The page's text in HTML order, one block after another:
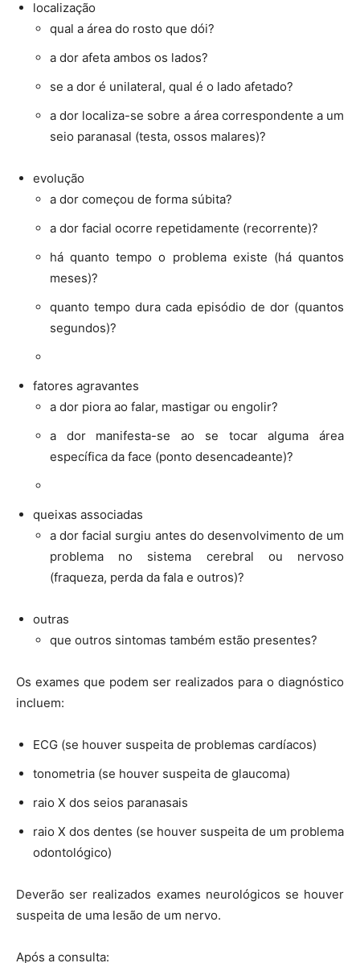
localização
qual a área do rosto que dói?
a dor afeta ambos os lados?
se a dor é unilateral, qual é o lado afetado?
a dor localiza-se sobre a área correspondente a um
seio paranasal (testa, ossos malares)?
evolução
a dor começou de forma súbita?
a dor facial ocorre repetidamente (recorrente)?
há quanto tempo o problema existe (há quantos
meses)?
quanto tempo dura cada episódio de dor (quantos
segundos)?
fatores agravantes
a dor piora ao falar, mastigar ou engolir?
a dor manifesta-se ao se tocar alguma área
específica da face (ponto desencadeante)?
queixas associadas
a dor facial surgiu antes do desenvolvimento de um
problema no sistema cerebral ou nervoso
(fraqueza, perda da fala e outros)?
outras
que outros sintomas também estão presentes?
Os exames que podem ser realizados para o diagnóstico
incluem:
ECG (se houver suspeita de problemas cardíacos)
tonometria (se houver suspeita de glaucoma)
raio X dos seios paranasais
raio X dos dentes (se houver suspeita de um problema
odontológico)
Deverão ser realizados exames neurológicos se houver
suspeita de uma lesão de um nervo.
Após a consulta: